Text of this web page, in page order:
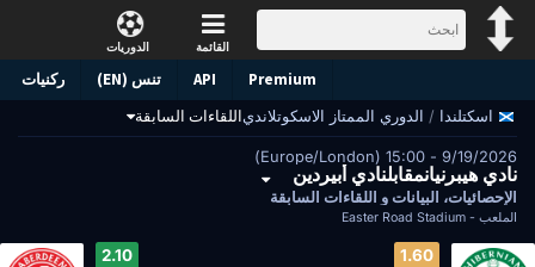
الدوريات القائمة
ركنيات تنس (EN) API Premium
اسكتلندا / الدوري الممتاز الاسكوتلاندياللقاءات السابقة
9/19/2026 - 15:00 (Europe/London)
نادي هيبرنيانمقابلنادي أبيردين
الإحصائيات، البيانات و اللقاءات السابقة
الملعب - Easter Road Stadium
1.60
2.10